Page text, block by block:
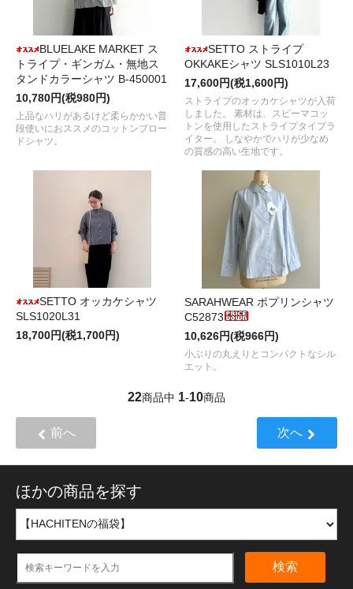
BLUELAKE MARKET ス
トライプ・ギンガム・無地ス
タンドカラーシャツ B-450001
10,780円(税980円)
上品なハリがあるけど柔らかかい普
段使いにおススメのコットンブロー
ドシャツ。
SETTO ストライプ
OKKAKEシャツ SLS1010L23
17,600円(税1,600円)
ストライプのオッカケシャツが入荷
しました。 素材は、スピーマコッ
トンを使用したストライプタイプラ
イター。 しなやかでハリが少なめ
の質感の高い生地です。
SETTO オッカケシャツ
SLS1020L31
18,700円(税1,700円)
SARAHWEAR ポプリンシャツ
C52873
10,626円(税966円)
小ぶりの丸えりとコンパクトなシル
エット。
22商品中 1-10商品
前へ 次へ
ほかの商品を探す
検索